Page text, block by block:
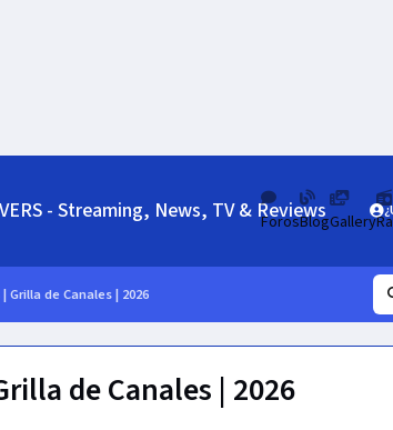
- Streaming, News, TV & Reviews
ForosBlogGallery
Grilla de Canales | 2026
de Canales | 2026